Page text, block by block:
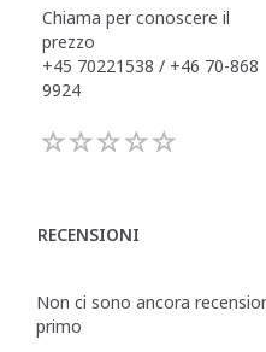
Chiama per conoscere il
prezzo
+45 70221538 / +46 70-868
9924
RECENSIONI
Non ci sono ancora
primo